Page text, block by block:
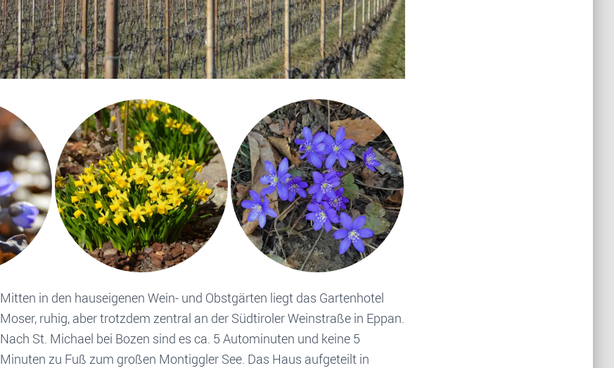
Mitten in den hauseigenen Wein- und Obstgärten liegt das Gartenhotel
Moser, ruhig, aber trotzdem zentral an der Südtiroler Weinstraße in Eppan.
Nach St. Michael bei Bozen sind es ca. 5 Autominuten und keine 5
Minuten zu Fuß zum großen Montiggler See. Das Haus aufgeteilt in